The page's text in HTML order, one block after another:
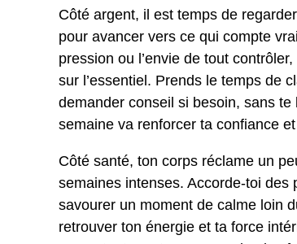
Côté argent, il est temps de
pour avancer vers ce qui compte
pression ou l’envie de tout
sur l’essentiel. Prends le temps de
demander conseil si besoin, sans
semaine va renforcer ta confiance
Côté santé, ton corps réclame un
semaines intenses. Accorde-toi
savourer un moment de calme loin
retrouver ton énergie et ta force